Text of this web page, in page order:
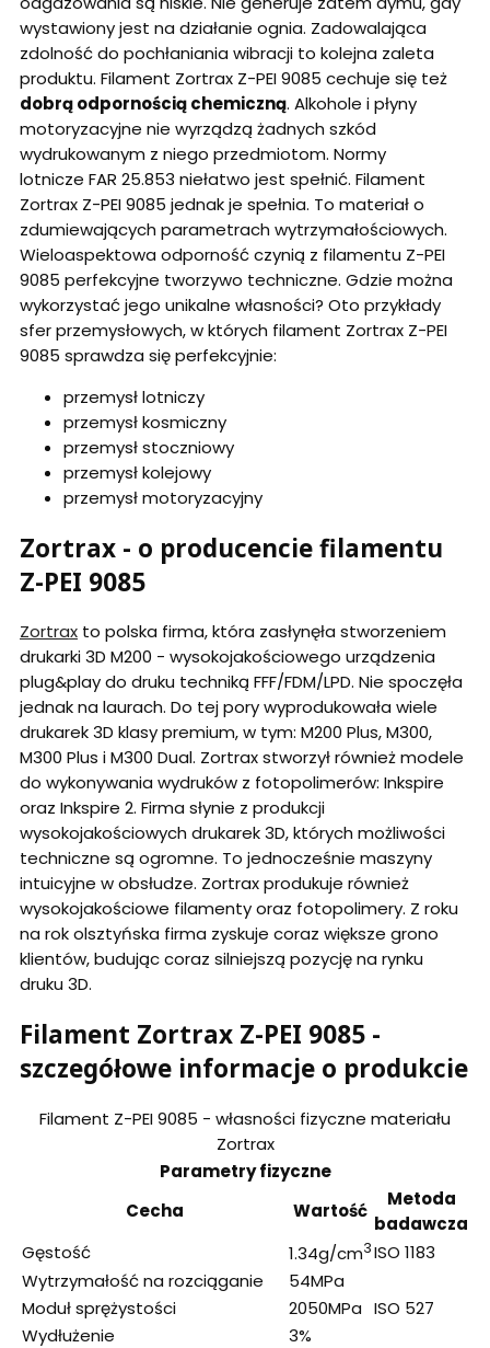
wystawiony jest na działanie ognia. Zadowalająca
zdolność do pochłaniania wibracji to kolejna zaleta
produktu. Filament Zortrax Z-PEI 9085 cechuje się też
dobrą odpornością chemiczną. Alkohole i płyny
motoryzacyjne nie wyrządzą żadnych szkód
wydrukowanym z niego przedmiotom. Normy
lotnicze FAR 25.853 niełatwo jest spełnić. Filament
Zortrax Z-PEI 9085 jednak je spełnia. To materiał o
zdumiewających parametrach wytrzymałościowych.
Wieloaspektowa odporność czynią z filamentu Z-PEI
9085 perfekcyjne tworzywo techniczne. Gdzie można
wykorzystać jego unikalne własności? Oto przykłady
sfer przemysłowych, w których filament Zortrax Z-PEI
9085 sprawdza się perfekcyjnie:
przemysł lotniczy
przemysł kosmiczny
przemysł stoczniowy
przemysł kolejowy
przemysł motoryzacyjny
Zortrax - o producencie filamentu
Z-PEI 9085
Zortrax to polska firma, która zasłynęła stworzeniem
drukarki 3D M200 - wysokojakościowego urządzenia
plug&play do druku techniką FFF/FDM/LPD. Nie spoczęła
jednak na laurach. Do tej pory wyprodukowała wiele
drukarek 3D klasy premium, w tym: M200 Plus, M300,
M300 Plus i M300 Dual. Zortrax stworzył również modele
do wykonywania wydruków z fotopolimerów: Inkspire
oraz Inkspire 2. Firma słynie z produkcji
wysokojakościowych drukarek 3D, których możliwości
techniczne są ogromne. To jednocześnie maszyny
intuicyjne w obsłudze. Zortrax produkuje również
wysokojakościowe filamenty oraz fotopolimery. Z roku
na rok olsztyńska firma zyskuje coraz większe grono
klientów, budując coraz silniejszą pozycję na rynku
druku 3D.
Filament Zortrax Z-PEI 9085 -
szczegółowe informacje o produkcie
Filament Z-PEI 9085 - własności fizyczne materiału
Zortrax
Parametry fizyczne
Cecha
Wartość
Metoda
badawcza
Gęstość
1.34g/cm3ISO 1183
Wytrzymałość na rozciąganie
54MPa
ISO 527
Moduł sprężystości
2050MPa
Wydłużenie
3%